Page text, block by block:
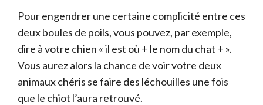
Pour engendrer une certaine complicité entre ces
deux boules de poils, vous pouvez, par exemple,
dire à votre chien « il est où + le nom du chat + ».
Vous aurez alors la chance de voir votre deux
animaux chéris se faire des léchouilles une fois
que le chiot l’aura retrouvé.